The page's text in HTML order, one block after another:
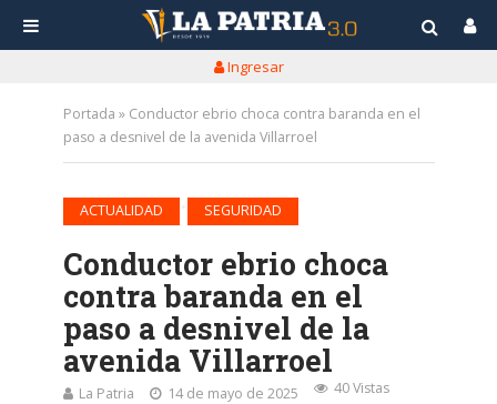
Ingresar
Portada » Conductor ebrio choca contra baranda en el
paso a desnivel de la avenida Villarroel
ACTUALIDAD SEGURIDAD
Conductor ebrio choca
contra baranda en el
paso a desnivel de la
avenida Villarroel
La Patria 14 de mayo de 2025 40 Vistas